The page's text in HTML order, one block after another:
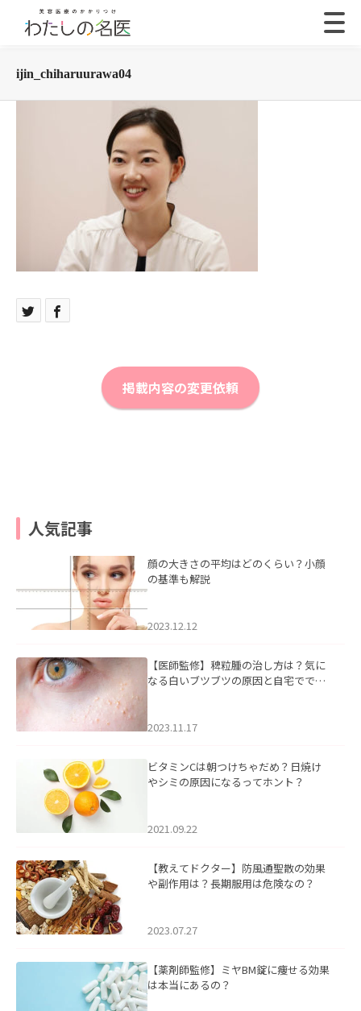
ijin_chiharuurawa04
掲載内容の変更依頼
人気記事
顔の大きさの平均はどのくらい？小顔
の基準も解説
2023.12.12
【医師監修】稗粒腫の治し方は？気に
なる白いブツブツの原因と自宅ででき
2023.11.17
ビタミンCは朝つけちゃだめ？日焼け
やシミの原因になるってホント？
2021.09.22
【教えてドクター】防風通聖散の効果
や副作用は？長期服用は危険なの？
2023.07.27
【薬剤師監修】ミヤBM錠に痩せる効果
は本当にあるの？